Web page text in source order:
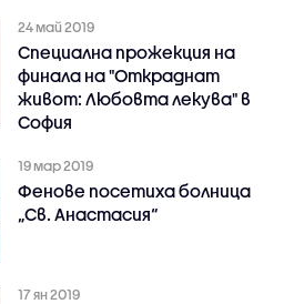
24 май 2019
Специална прожекция на
финала на "Откраднат
живот: Любовта лекува" в
София
19 мар 2019
Фенове посетиха болница
„Св. Анастасия“
17 ян 2019